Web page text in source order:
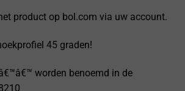
product op bol.com via uw account.
45 graden!
worden benoemd in de